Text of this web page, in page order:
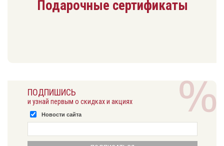
Подарочные сертификаты
ПОДПИШИСЬ
и узнай первым о скидках и акциях
Новости сайта